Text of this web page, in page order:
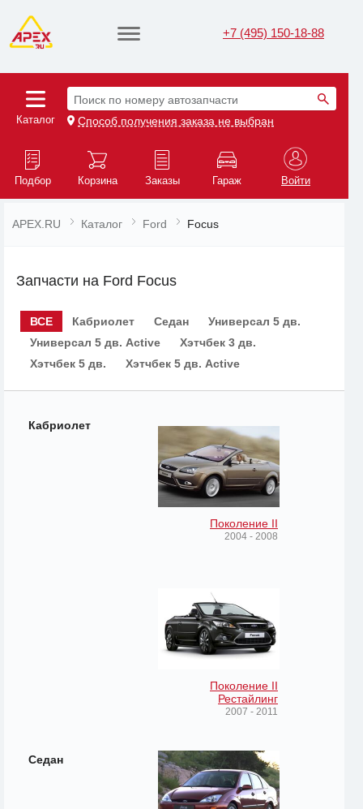
+7 (495) 150-18-88
Каталог
Поиск по номеру автозапчасти
Способ получения заказа не выбран
Подбор Корзина Заказы Гараж Войти
APEX.RU Каталог Ford Focus
Запчасти на Ford Focus
ВСЕ Кабриолет Седан
Универсал 5 дв.
Универсал 5 дв. Active
Хэтчбек 3 дв.
Хэтчбек 5 дв.
Хэтчбек 5 дв. Active
Кабриолет
Поколение II
2004 - 2008
Поколение II
Рестайлинг
2007 - 2011
Седан